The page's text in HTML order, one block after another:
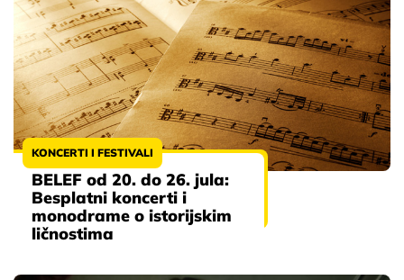
KONCERTI I FESTIVALI
BELEF od 20. do 26. jula:
Besplatni koncerti i
monodrame o istorijskim
ličnostima